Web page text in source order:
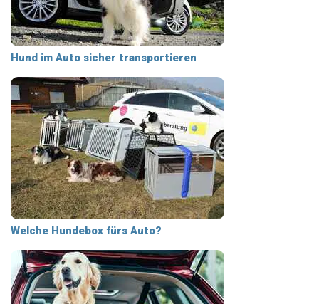
Hund im Auto sicher transportieren
Welche Hundebox fürs Auto?